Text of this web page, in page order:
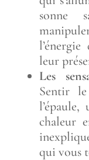
sonne
leur
Les
Sentir
chaleur
qui vous